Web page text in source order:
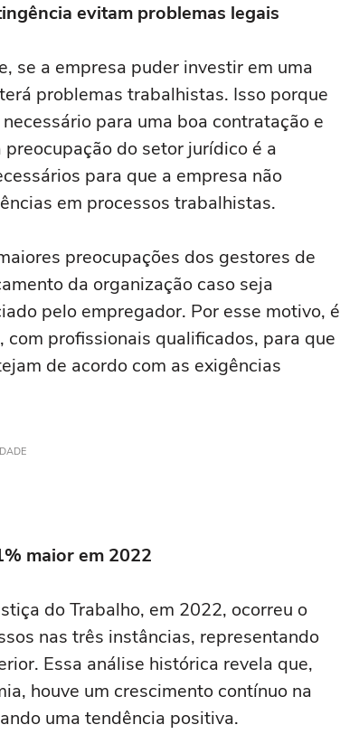
evitam problemas legais
se a empresa puder investir em uma
problemas trabalhistas. Isso porque
para uma boa contratação e
do setor jurídico é a
para que a empresa não
em processos trabalhistas.
preocupações dos gestores de
da organização caso seja
pelo empregador. Por esse motivo, é
com profissionais qualificados, para que
de acordo com as exigências
maior em 2022
do Trabalho, em 2022, ocorreu o
nas três instâncias, representando
Essa análise histórica revela que,
houve um crescimento contínuo na
uma tendência positiva.